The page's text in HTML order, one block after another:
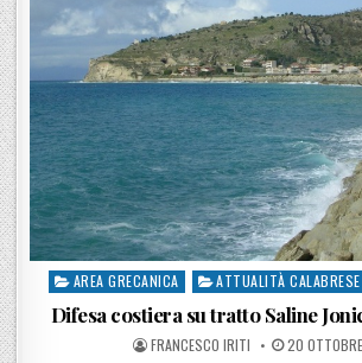
Posted in
AREA GRECANICA ATTUALITÀ CALABRESE
Difesa costiera su tratto Saline
POSTED BY
FRANCESCO IRITI POSTED ON
20